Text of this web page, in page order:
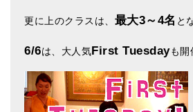
更に上のクラスは、 最大3～4名 と
6/6は、大人気First Tuesdayも開